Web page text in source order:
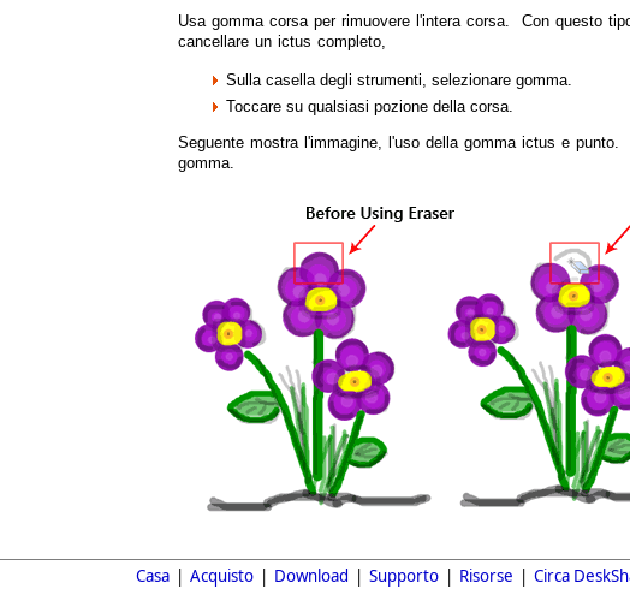
Usa gomma corsa per rimuovere l'intera corsa. Con questo
cancellare un ictus completo,
Sulla casella degli strumenti, selezionare gomma.
Toccare su qualsiasi pozione della corsa.
Seguente mostra l'immagine, l'uso della gomma ictus e
gomma.
Casa | Acquisto | Download | Supporto | Risorse | Circa